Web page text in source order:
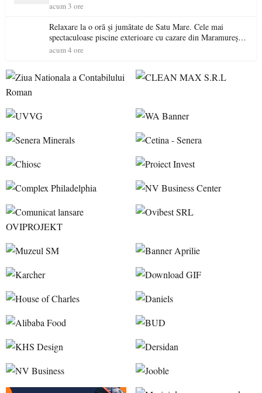
acum 3 ore
Relaxare la o oră și jumătate de Satu Mare. Cele mai
spectaculoase piscine exterioare cu cazare din Maramureș,
ideale pentru o escapadă de vară
acum 4 ore